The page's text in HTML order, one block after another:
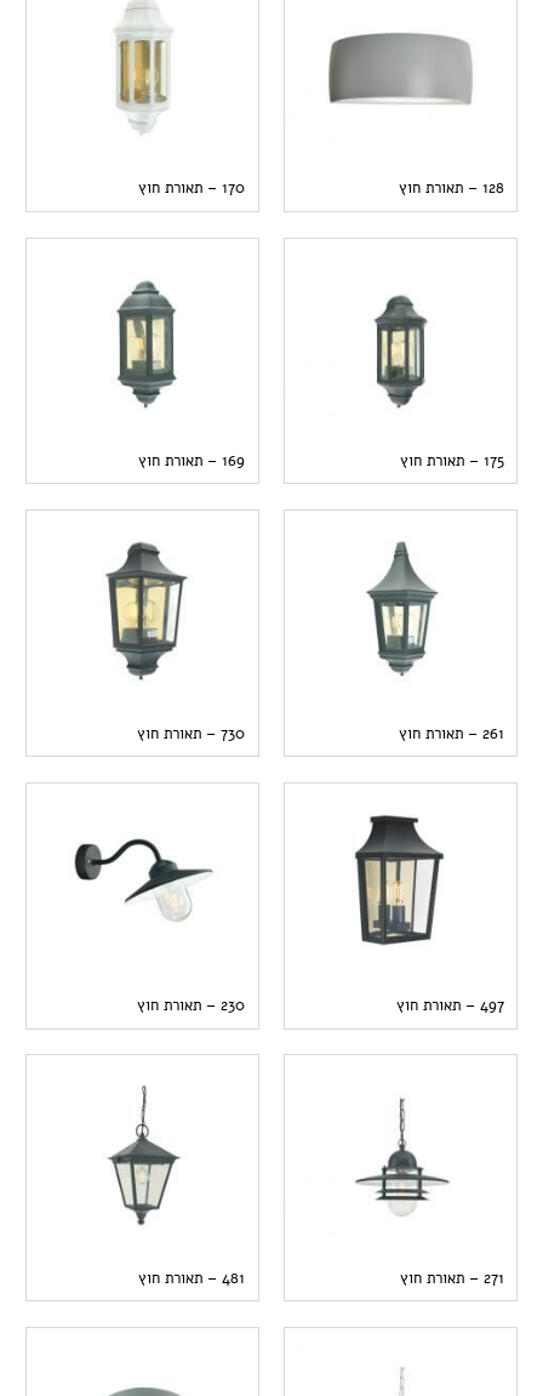
128 – תאורת חוץ 170 – תאורת חוץ
175 – תאורת חוץ 169 – תאורת חוץ
261 – תאורת חוץ 730 – תאורת חוץ
497 – תאורת חוץ 230 – תאורת חוץ
271 – תאורת חוץ 481 – תאורת חוץ